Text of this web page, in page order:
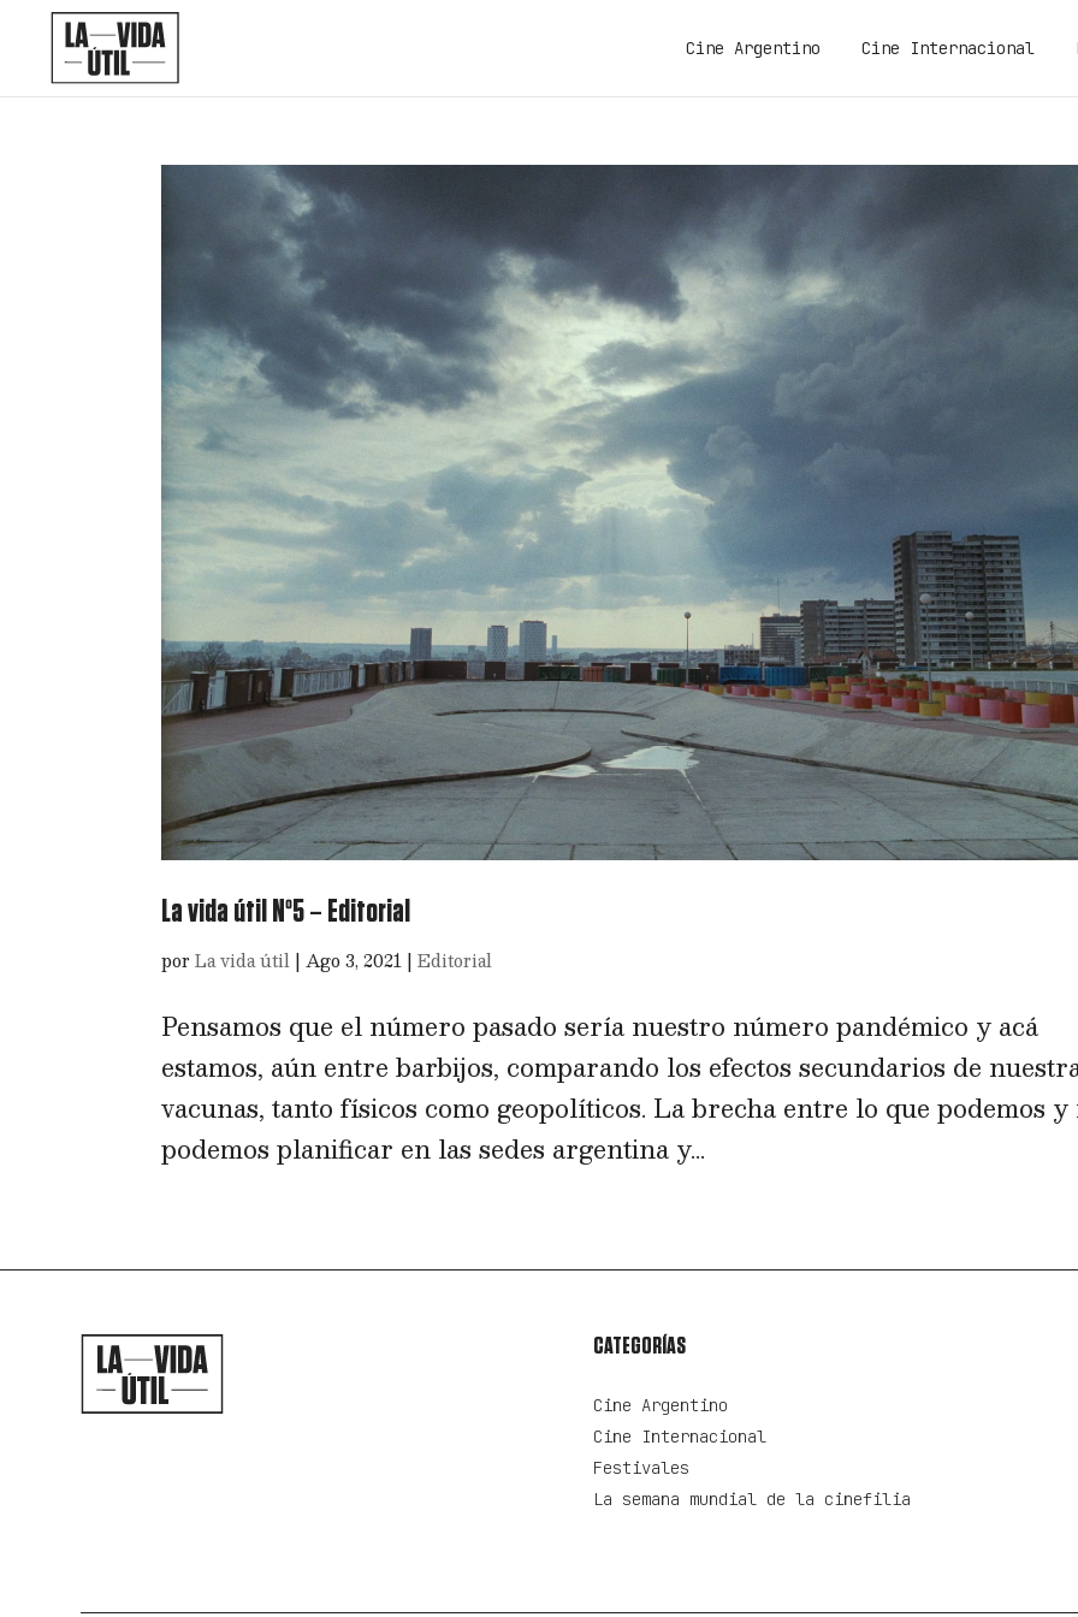
Cine Argentino Cine Internacional
La vida útil Nº5 – Editorial
porLa vida útil |Ago 3, 2021 |Editorial
Pensamos que el número pasado sería nuestro número pandémico y acá
estamos, aún entre barbijos, comparando los efectos secundarios de
vacunas, tanto físicos como geopolíticos. La brecha entre lo que podemos y
podemos planificar en las sedes argentina y...
CATEGORÍAS
Cine Argentino
Cine Internacional
Festivales
La semana mundial de la cinefilia